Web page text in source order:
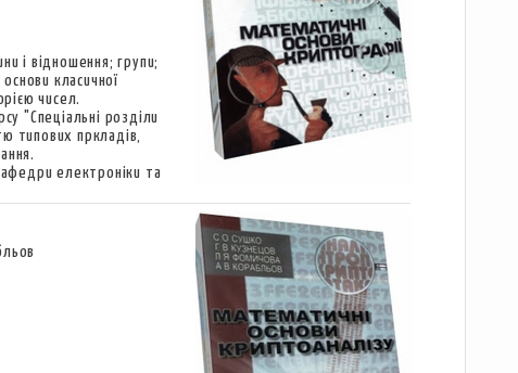
і відношення; групи;
класичної
чисел.
"Спеціальні розділи
типових пркладів,
електроніки та